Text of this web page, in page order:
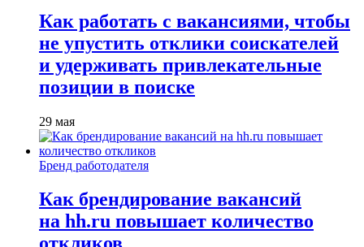
Как работать с вакансиями, чтобы
не упустить отклики соискателей
и удерживать привлекательные
позиции в поиске
29 мая
Бренд работодателя
Как брендирование вакансий
на hh.ru повышает количество